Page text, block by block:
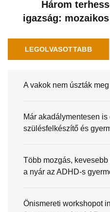
Három
igazság:
LEGOLVASOTTABB
A vakok nem úszták
Már akadálymentesen is
szülésfelkészítő és
Több mozgás,
a nyár az ADHD-s
Önismereti workshopot